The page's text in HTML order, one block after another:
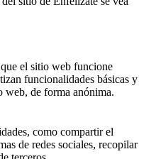
que el sitio web funcione
funcionalidades básicas y
web, de forma anónima.
como compartir el
de redes sociales, recopilar